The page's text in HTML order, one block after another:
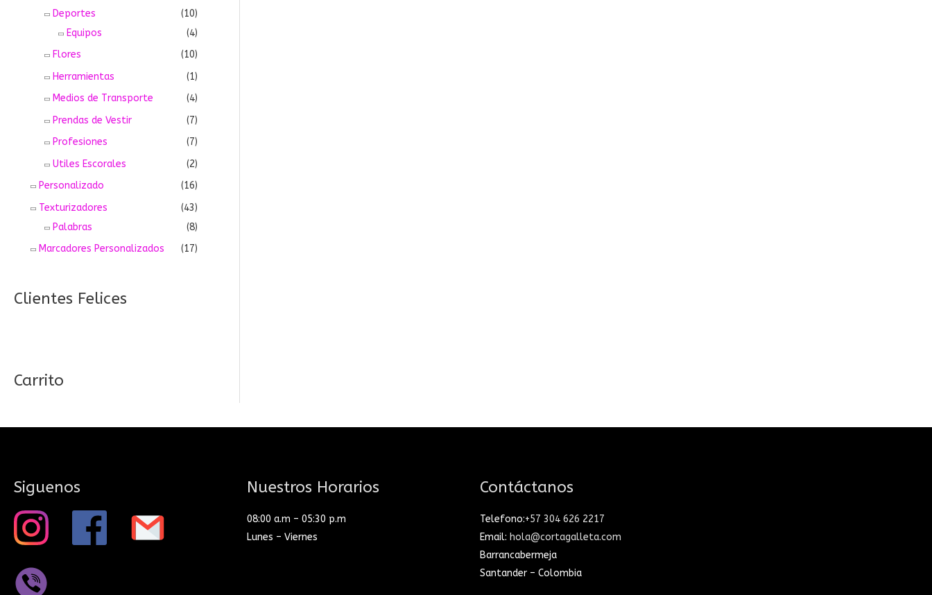
Deportes
(10)
Equipos
(4)
Flores
(10)
Herramientas
(1)
Medios de Transporte
(4)
Prendas de Vestir
(7)
Profesiones
(7)
Utiles Escorales
(2)
Personalizado
(16)
Texturizadores
(43)
Palabras
(8)
Marcadores Personalizados
(17)
Clientes Felices
Carrito
Siguenos Nuestros Horarios
08:00 a.m – 05:30 p.m
Lunes – Viernes
Contáctanos
Telefono:+57 304 626 2217
Email: hola@cortagalleta.com
Barrancabermeja
Santander – Colombia